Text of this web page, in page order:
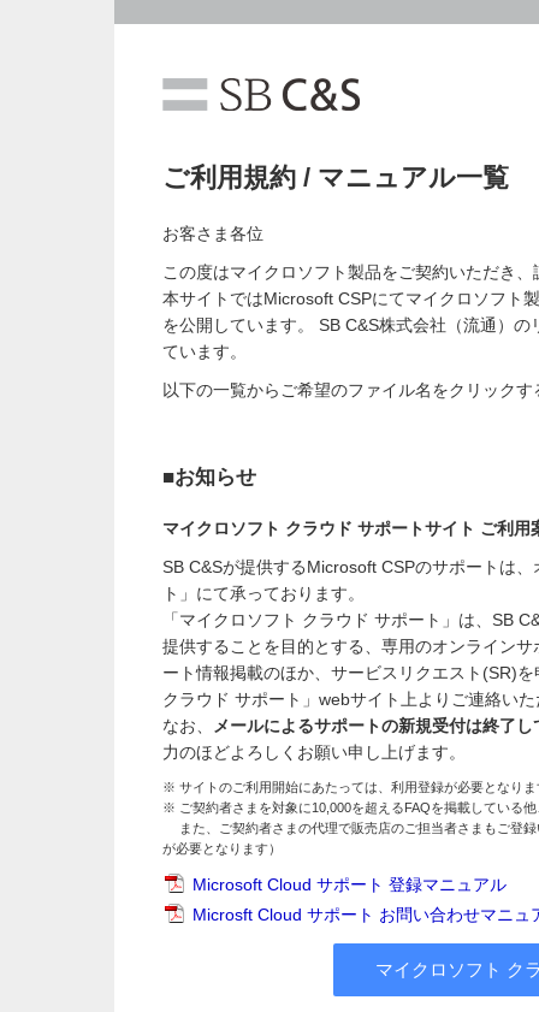
ご利用規約 / マニュアル一覧
お客さま各位
この度はマイクロソフト製品をご契約いただき
本サイトではMicrosoft CSPにてマイクロソフト
を公開しています。 SB C&S株式会社（流通）
ています。
以下の一覧からご希望のファイル名をクリック
■お知らせ
マイクロソフト クラウド サポートサイト ご利用
SB C&Sが提供するMicrosoft CSPのサポートは
ト」にて承っております。
「マイクロソフト クラウド サポート」は、SB
提供することを目的とする、専用のオンライン
ート情報掲載のほか、サービスリクエスト(SR)
クラウド サポート」webサイト上よりご連絡い
なお、
メールによるサポートの新規受付は終了
力のほどよろしくお願い申し上げます。
※ サイトのご利用開始にあたっては、利用登録が必要となり
※ ご契約者さまを対象に10,000を超えるFAQを掲載している
また、ご契約者さまの代理で販売店のご担当者さまもご登
が必要となります）
Microsoft Cloud サポート 登録マニュアル
Microsft Cloud サポート お問い合わせマニュ
マイクロソフト ク